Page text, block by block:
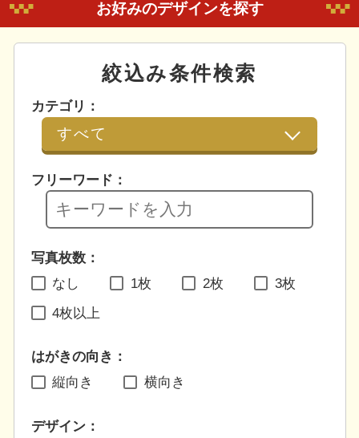
お好みのデザインを探す
絞込み条件検索
カテゴリ：
フリーワード：
写真枚数：
なし
1枚 2枚 3枚
4枚以上
はがきの向き：
縦向き
横向き
デザイン：